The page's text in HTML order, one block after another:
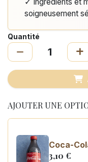
soigneusement
Quantité
AJOUTER UNE
Coca-
3,10 €